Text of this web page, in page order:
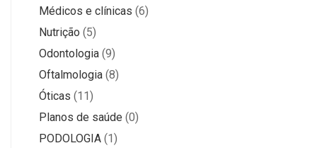
Médicos e clínicas (6)
Nutrição (5)
Odontologia (9)
Oftalmologia (8)
Óticas (11)
Planos de saúde (0)
PODOLOGIA (1)